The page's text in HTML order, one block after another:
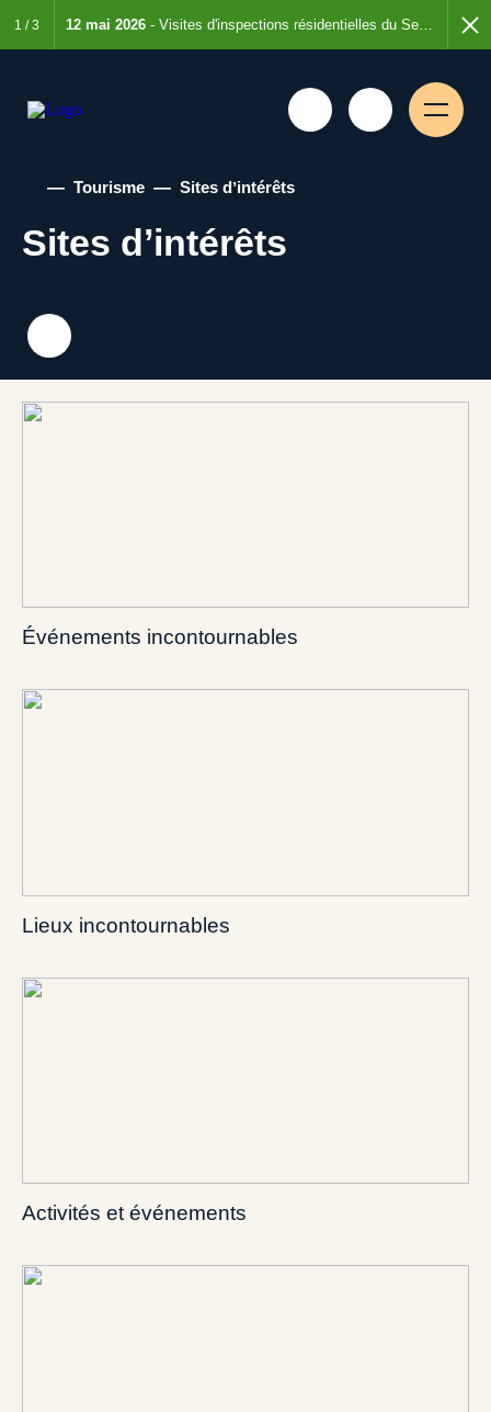
Rechercher
1 /3
6 mois 12 mai 2026 - Visites d'inspections résidentielles du Service de la sécurité incendie 7 août
— Tourisme — Sites dʼintérêts
Sites dʼintérêts
Événements incontournables
Lieux incontournables
Activités et événements